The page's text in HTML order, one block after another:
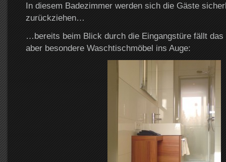
In diesem Badezimmer werden sich die Gäste
zurückziehen…
…bereits beim Blick durch die Eingangstüre fällt das
aber besondere Waschtischmöbel ins Auge: